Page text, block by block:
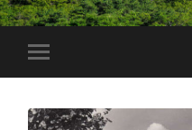
Mobile-
Menü